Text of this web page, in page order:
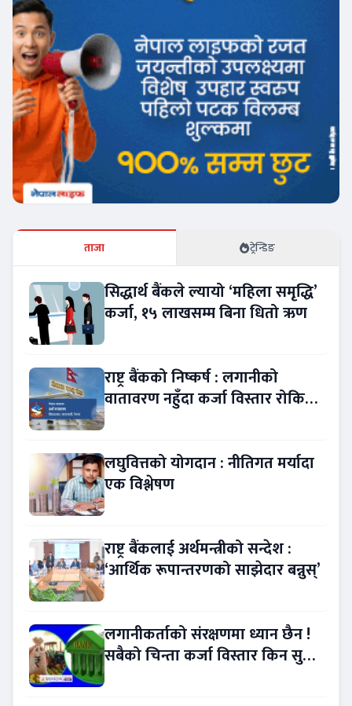
ताजा ट्रेन्डिङ
सिद्धार्थ बैंकले ल्यायो ‘महिला समृद्धि’
कर्जा, १५ लाखसम्म बिना धितो ऋण
राष्ट्र बैंकको निष्कर्ष : लगानीको
वातावरण नहुँदा कर्जा विस्तार रोकियो
लघुवित्तको योगदान : नीतिगत मर्यादा
एक विश्लेषण
राष्ट्र बैंकलाई अर्थमन्त्रीको सन्देश :
‘आर्थिक रूपान्तरणको साझेदार बन्नुस्’
लगानीकर्ताको संरक्षणमा ध्यान छैन !
सबैको चिन्ता कर्जा विस्तार किन सुस्त